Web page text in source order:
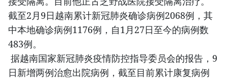
截至2月9日越南累计新冠肺炎确诊病例2068例，其
中本地确诊病例1176例，自1月27日至今的病例数
483例。
据越南国家新冠肺炎疫情防控指导委员会的报告，9
日新增两例治愈出院病例，截至目前累计康复病例